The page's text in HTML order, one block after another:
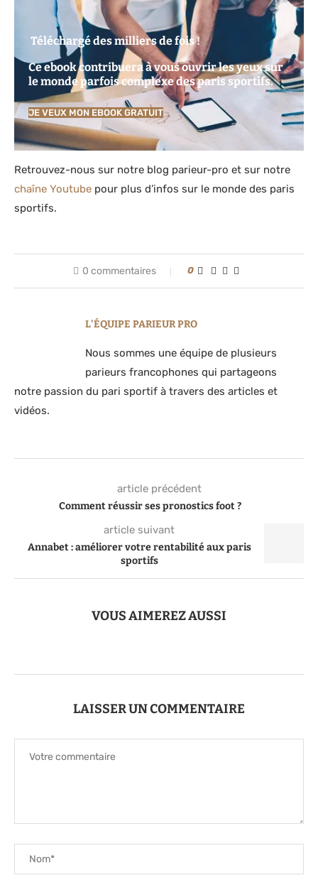
Téléchargé des milliers de fois !
Ce ebook contribuera à vous ouvrir les yeux sur
le monde parfois complexe des paris sportifs.
JE VEUX MON EBOOK GRATUIT
Retrouvez-nous sur notre blog parieur-pro et sur notre
chaîne Youtube pour plus d’infos sur le monde des paris
sportifs.
0 commentaires 0
L'ÉQUIPE PARIEUR PRO
Nous sommes une équipe de plusieurs
parieurs francophones qui partageons
notre passion du pari sportif à travers des articles et
vidéos.
article précédent
Comment réussir ses pronostics foot ?
article suivant
Annabet : améliorer votre rentabilité aux paris
sportifs
VOUS AIMEREZ AUSSI
LAISSER UN COMMENTAIRE